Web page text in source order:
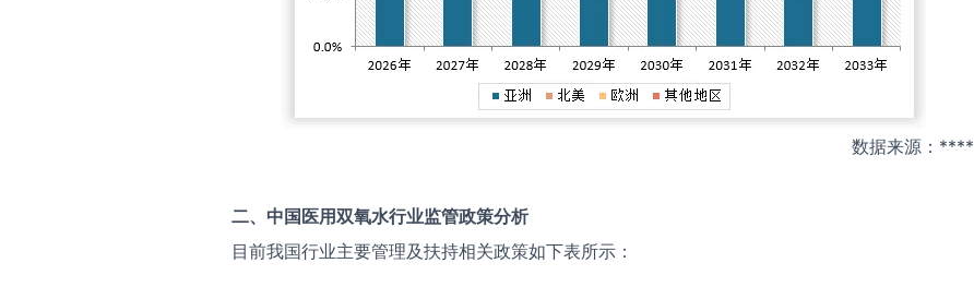
数据来源：****
二、中国 医用双氧水行业监管政策分析
目前我国行业主要管理及扶持相关政策如下表所示：